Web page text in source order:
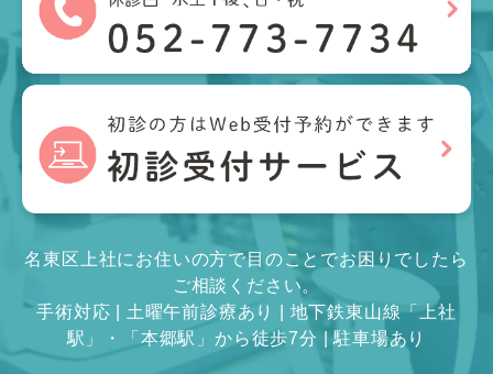
名東区上社にお住いの方で目のことでお困りでしたら
ご相談ください。
手術対応 | 土曜午前診療あり | 地下鉄東山線「上社
駅」・「本郷駅」から徒歩7分 | 駐車場あり